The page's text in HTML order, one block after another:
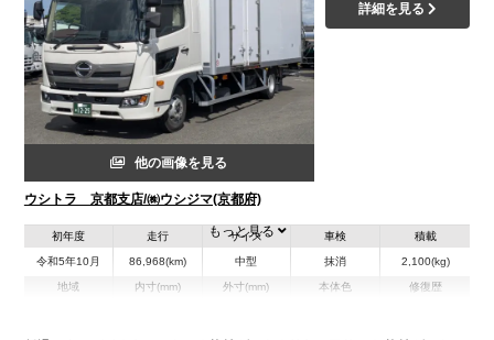
他の画像を見る
ウシトラ 京都支店/㈱ウシジマ(京都府)
詳細を見る
初年度
令和5年10月
走行
86,968(km)
サイズ
中型
車検
抹消
積載
2,100(kg)
地域 内寸(mm) 外寸(mm) 本体色 修復歴
もっと見る